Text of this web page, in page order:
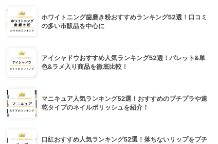
ホワイトニング歯磨き粉おすすめランキング52選！口コミ
の多い市販品を中心に
アイシャドウおすすめ人気ランキング52選！パレット&単
色&ラメ入り商品を徹底比較！
マニキュア人気ランキング52選！おすすめのプチプラや速
乾タイプのネイルポリッシュを紹介！
口紅おすすめ人気ランキング52選！落ちないリップをプチ